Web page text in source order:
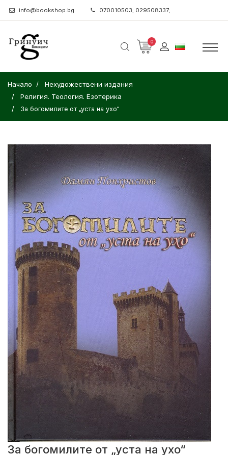
info@bookshop.bg 070010503; 029508337;
0
Начало
Нехудожествени издания
Религия. Теология. Езотерика
За богомилите от „уста на ухо“
За богомилите от „уста на ухо“